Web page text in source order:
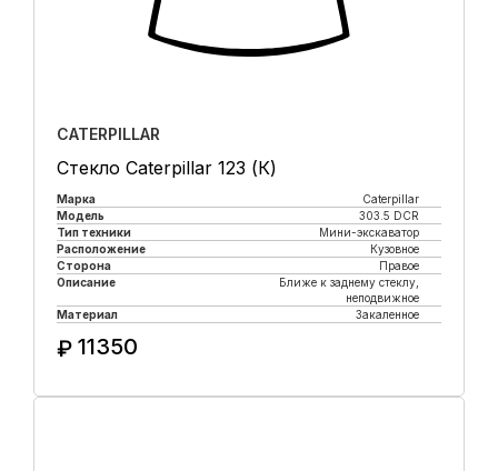
CATERPILLAR
Стекло Caterpillar 123 (К)
Марка
Caterpillar
Модель
303.5 DCR
Тип техники
Мини-экскаватор
Расположение
Кузовное
Сторона
Правое
Описание
Ближе к заднему стеклу,
неподвижное
Материал
Закаленное
₽ 11350